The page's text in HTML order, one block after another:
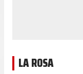
LA ROSA